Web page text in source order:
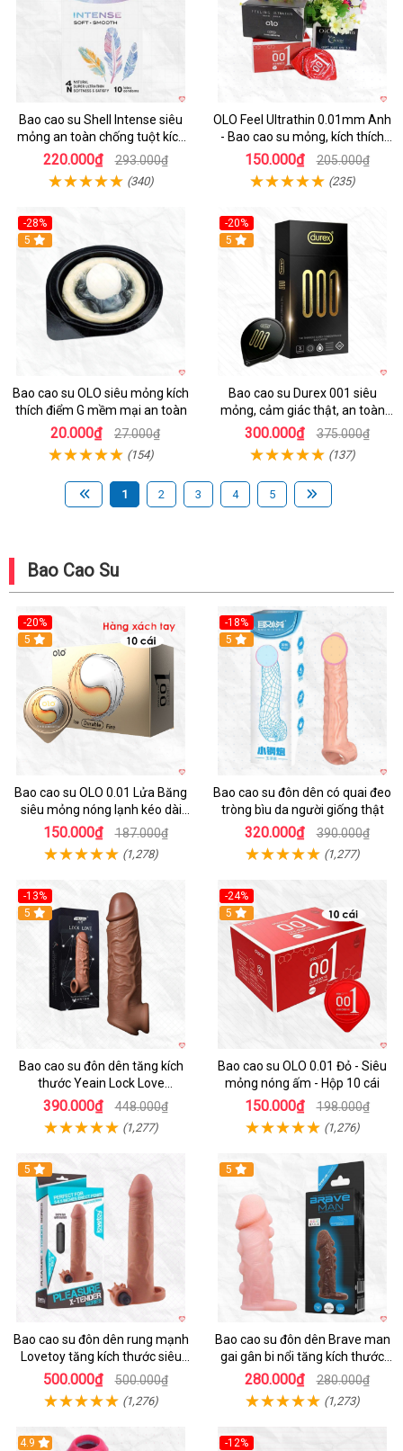
Bao cao su Shell Intense siêu
mỏng an toàn chống tuột kích
thích
220.000₫ 293.000₫
(340)
OLO Feel Ultrathin 0.01mm Anh
- Bao cao su mỏng, kích thích
mạnh
150.000₫ 205.000₫
(235)
-28%
Hot
5
Bao cao su OLO siêu mỏng kích
thích điểm G mềm mại an toàn
20.000₫ 27.000₫
(154)
-20%
Hot
5
Bao cao su Durex 001 siêu
mỏng, cảm giác thật, an toàn
cao cấp
300.000₫ 375.000₫
(137)
1 2 3 4 5
Bao Cao Su
-20%
Hot
5
Bao cao su OLO 0.01 Lửa Băng
siêu mỏng nóng lạnh kéo dài
thời gian hộp 10
150.000₫ 187.000₫
(1,278)
-18%
5
Bao cao su đôn dên có quai đeo
tròng bìu da người giống thật
320.000₫ 390.000₫
(1,277)
-13%
5
Bao cao su đôn dên tăng kích
thước Yeain Lock Love
Raytheon
390.000₫ 448.000₫
(1,277)
-24%
Hot
5
Bao cao su OLO 0.01 Đỏ - Siêu
mỏng nóng ấm - Hộp 10 cái
150.000₫ 198.000₫
(1,276)
5
Bao cao su đôn dên rung mạnh
Lovetoy tăng kích thước siêu
phê
500.000₫ 500.000₫
(1,276)
5
Bao cao su đôn dên Brave man
gai gân bi nổi tăng kích thước
kéo dài thời gian
280.000₫ 280.000₫
(1,273)
4.9 -12%